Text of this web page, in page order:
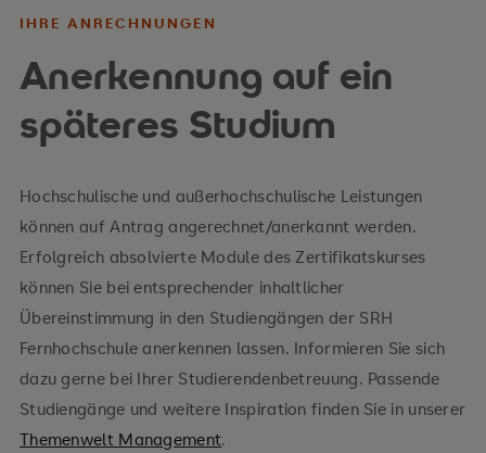
IHRE ANRECHNUNGEN
Anerkennung auf ein
späteres Studium
Hochschulische und außerhochschulische Leistungen
können auf Antrag angerechnet/anerkannt werden.
Erfolgreich absolvierte Module des Zertifikatskurses
können Sie bei entsprechender inhaltlicher
Übereinstimmung in den Studiengängen der SRH
Fernhochschule anerkennen lassen. Informieren Sie sich
dazu gerne bei Ihrer Studierendenbetreuung. Passende
Studiengänge und weitere Inspiration finden Sie in unserer
Themenwelt Management.